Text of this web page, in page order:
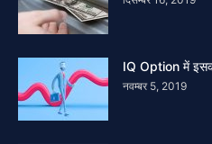
IQ Option में
नवम्बर 5, 2019